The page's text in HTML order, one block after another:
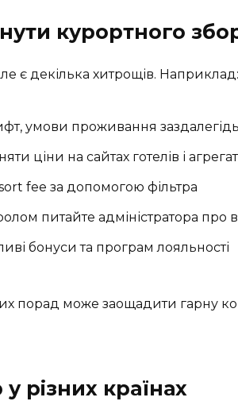
курортного
є декілька хитрощів. Наприклад:
умови проживання заздалегідь
ціни на сайтах готелів і
fee за допомогою фільтра
питайте адміністратора про
бонуси та програм лояльності
порад може заощадити гарну
різних країнах